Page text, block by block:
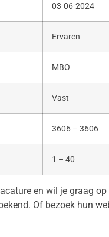
03-06-2024
Ervaren
MBO
Vast
3606 – 3606
1 – 40
en wil je graag
Of bezoek hun